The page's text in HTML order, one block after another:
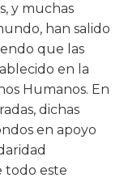
y muchas
han salido
que las
en la
Humanos. En
dichas
en apoyo
todo este